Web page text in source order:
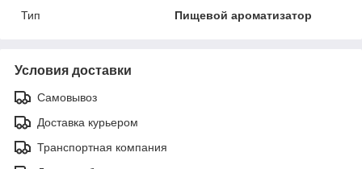
Тип
Пищевой ароматизатор
Условия доставки
Самовывоз
Доставка курьером
Транспортная компания